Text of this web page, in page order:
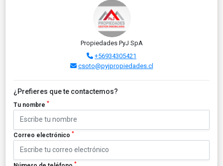
Propiedades PyJ SpA
+56934305421
csoto@pyjpropiedades.cl
¿Prefieres que te contactemos?
Tu nombre *
Correo electrónico *
*